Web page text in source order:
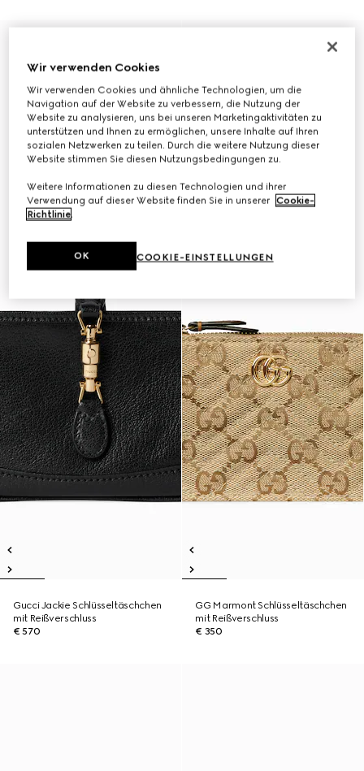
Gucci Jackie Schlüsseltäschchen
mit Reißverschluss
€ 570
GG Marmont Schlüsseltäschchen
mit Reißverschluss
€ 350
Wir verwenden Cookies
Wir verwenden Cookies und ähnliche Technologien, um die
Navigation auf der Website zu verbessern, die Nutzung der
Website zu analysieren, uns bei unseren Marketingaktivitäten zu
unterstützen und Ihnen zu ermöglichen, unsere Inhalte auf Ihren
sozialen Netzwerken zu teilen. Durch die weitere Nutzung dieser
Website stimmen Sie diesen Nutzungsbedingungen zu.
Weitere Informationen zu diesen Technologien und ihrer
Verwendung auf dieser Website finden Sie in unserer Cookie-
Richtlinie.
COOKIE-EINSTELLUNGEN
OK